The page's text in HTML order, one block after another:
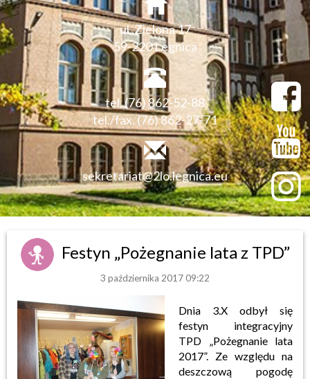
ul. Zielona 17
59-220 Legnica
tel. (76) 862-52-88
tel./fax. (76) 862-27-71
sekretariat@2lo.legnica.eu
Festyn „Pożegnanie lata z TPD”
3 października 2017 09:22
Dnia 3.X odbył się
festyn integracyjny
TPD „Pożegnanie lata
2017”. Ze względu na
deszczową pogodę